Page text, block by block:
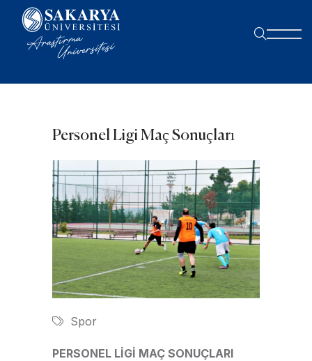
Personel Ligi Maç Sonuçları
Spor
PERSONEL LİGİ MAÇ SONUÇLARI